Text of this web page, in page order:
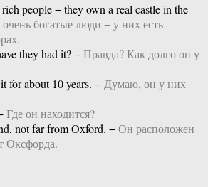
people − they own a real castle in the
богатые люди − у них есть
they had it? −Правда? Как долго он у
for about 10 years. − Думаю, он у них
Где он находится?
not far from Oxford. −Он расположен
Оксфорда.